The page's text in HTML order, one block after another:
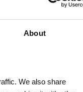
About
We also share